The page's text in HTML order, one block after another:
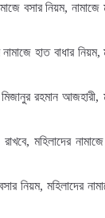
বসার নিয়ম, নামাজে
হাত বাধার নিয়ম,
রহমান আজহারী,
মহিলাদের
নিয়ম, মহিলাদের